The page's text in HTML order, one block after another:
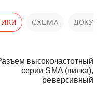
СХЕМА
высокочастотный
серии SMA (вилка),
реверсивный